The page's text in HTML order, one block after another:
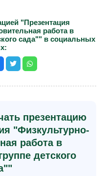
"Презентация
работа в
сада"" в социальных
презентацию
"Физкультурно-
работа в
детского